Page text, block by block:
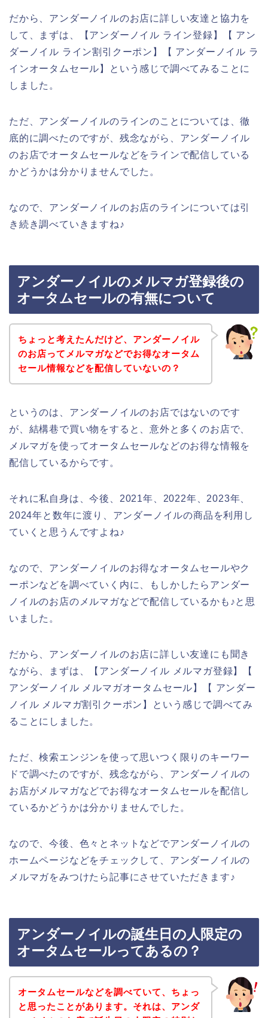
だから、アンダーノイルのお店に詳しい友達と協力を
して、まずは、【アンダーノイル ライン登録】【 アン
ダーノイル ライン割引クーポン】【 アンダーノイル ラ
インオータムセール】という感じで調べてみることに
しました。
ただ、アンダーノイルのラインのことについては、徹
底的に調べたのですが、残念ながら、アンダーノイル
のお店でオータムセールなどをラインで配信している
かどうかは分かりませんでした。
なので、アンダーノイルのお店のラインについては引
き続き調べていきますね♪
アンダーノイルのメルマガ登録後の
オータムセールの有無について
ちょっと考えたんだけど、アンダーノイル
のお店ってメルマガなどでお得なオータム
セール情報などを配信していないの？
というのは、アンダーノイルのお店ではないのです
が、結構巷で買い物をすると、意外と多くのお店で、
メルマガを使ってオータムセールなどのお得な情報を
配信しているからです。
それに私自身は、今後、2021年、2022年、2023年、
2024年と数年に渡り、アンダーノイルの商品を利用し
ていくと思うんですよね♪
なので、アンダーノイルのお得なオータムセールやク
ーポンなどを調べていく内に、もしかしたらアンダー
ノイルのお店のメルマガなどで配信しているかも♪と思
いました。
だから、アンダーノイルのお店に詳しい友達にも聞き
ながら、まずは、【アンダーノイル メルマガ登録】【
アンダーノイル メルマガオータムセール】【 アンダー
ノイル メルマガ割引クーポン】という感じで調べてみ
ることにしました。
ただ、検索エンジンを使って思いつく限りのキーワー
ドで調べたのですが、残念ながら、アンダーノイルの
お店がメルマガなどでお得なオータムセールを配信し
ているかどうかは分かりませんでした。
なので、今後、色々とネットなどでアンダーノイルの
ホームページなどをチェックして、アンダーノイルの
メルマガをみつけたら記事にさせていただきます♪
アンダーノイルの誕生日の人限定の
オータムセールってあるの？
オータムセールなどを調べていて、ちょっ
と思ったことがあります。それは、アンダ